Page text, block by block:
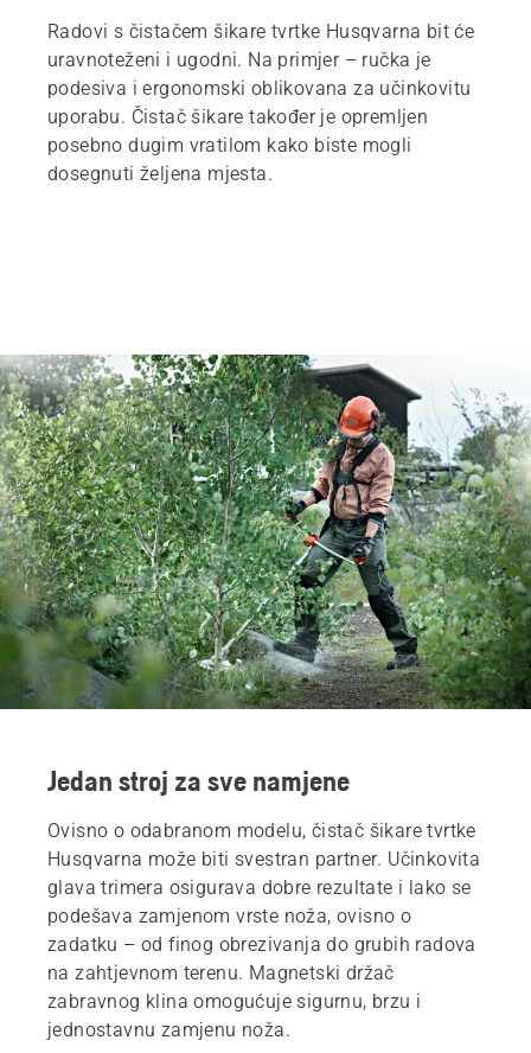
Radovi s čistačem šikare tvrtke Husqvarna bit će
uravnoteženi i ugodni. Na primjer – ručka je
podesiva i ergonomski oblikovana za učinkovitu
uporabu. Čistač šikare također je opremljen
posebno dugim vratilom kako biste mogli
dosegnuti željena mjesta.
Jedan stroj za sve namjene
Ovisno o odabranom modelu, čistač šikare tvrtke
Husqvarna može biti svestran partner. Učinkovita
glava trimera osigurava dobre rezultate i lako se
podešava zamjenom vrste noža, ovisno o
zadatku – od finog obrezivanja do grubih radova
na zahtjevnom terenu. Magnetski držač
zabravnog klina omogućuje sigurnu, brzu i
jednostavnu zamjenu noža.